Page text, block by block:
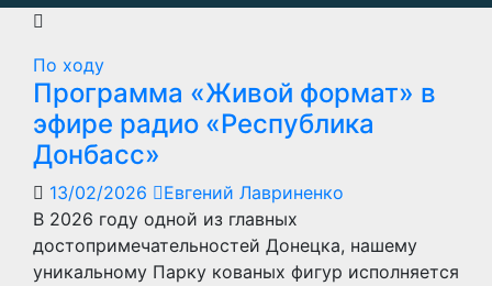
По ходу
Программа «Живой формат» в
эфире радио «Республика
Донбасс»
13/02/2026
Евгений Лавриненко
В 2026 году одной из главных
достопримечательностей Донецка, нашему
уникальному Парку кованых фигур исполняется